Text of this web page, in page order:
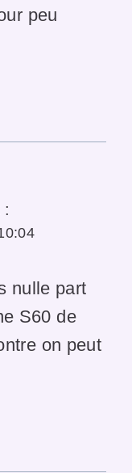
peu
:
nulle part
S60 de
on peut